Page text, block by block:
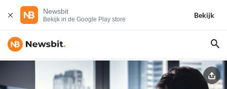
Newsbit
Bekijk in de Google Play store
Bekijk